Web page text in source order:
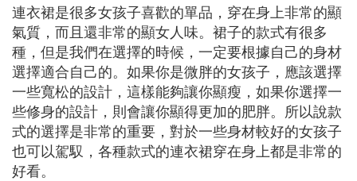
連衣裙是很多女孩子喜歡的單品，穿在身上非常的顯
氣質，而且還非常的顯女人味。裙子的款式有很多
種，但是我們在選擇的時候，一定要根據自己的身材
選擇適合自己的。如果你是微胖的女孩子，應該選擇
一些寬松的設計，這樣能夠讓你顯瘦，如果你選擇一
些修身的設計，則會讓你顯得更加的肥胖。所以說款
式的選擇是非常的重要，對於一些身材較好的女孩子
也可以駕馭，各種款式的連衣裙穿在身上都是非常的
好看。